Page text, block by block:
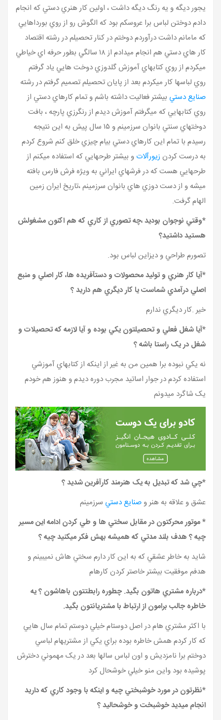
يجور ديگه و يه رنگ ديگه داشت ، اولين کار هنري دستي که انجام
دادم دوختن لباس برا عروسکم بود که الگوش رو از روي بورداهايي
که مامانم داشت درآوردم دوختم در کنار تحصيلم در رشته اقتصاد
کار هاي دستي هم انجام ميدادم از ۱۸ سالگي بطور حرفه اي خياطي
ميکردم از روي کتابهاي آموزش گلدوزي دوخت هايي ياد گرفتم
روي لباسها کار ميکردم بعد از پايان تحصيلم تصميم گرفتم در رشته
صنايع دستي بيشتر فعاليت داشته باشم و تمام کارهاي دستي از
روي کتابهايي که ميگرفتم آموزش ديدم از رنگرزي پارچه ، بافت
دوختهاي سنتي بانوان سرزمينم و ۱۵ سال پيش به اين نتيجه
رسيدم با تمام اين کارهاي دستي بيام چيزي خلق کنم شروع کردم
به درست کردن زيورآلات و بيشتر طرحهايي که استفاده ميکنم از
طرحهايي هست که در فرشهاي ايراني به ويژه فرش فارس بافته
ميشه و از دست دوزي هاي بانوان سرزمينم ،تاريخ ايران زمين
الهام گرفت.
*وقتي نوجوان بوديد ،چه تصوري از کاري که هم اکنون مشغولش
هستيد داشتيد؟
تصورم طراحي و ديزاين لباس بود.
*آيا کار هنري و توليد محصولات و دستآفريده ها، کار اصلي و منبع
اصلي درآمدي شماست يا کار ديگري هم داريد ؟
خير .کار ديگري ندارم
*آيا شغل فعلي و تحصيلتون يکي بوده و آيا لازمه که تحصيلات و
شغل در يک راستا باشه ؟
نه يکي نبوده برا همين من به غير از اينکه از کتابهاي آموزشي
استفاده کردم در جوار اساتيد مجرب دوره ديدم و هنوز هم خودم
يک شاگرد ميدونم
*چي شد که تبديل به يک هنرمند کارآفرين شديد ؟
عشق و علاقه به هنر و صنايع دستي سرزمينم
* موتور محرکتون در مقابل سختي ها و طي کردن ادامه اين مسير
چيه ؟ هدف بلند مدتي که هميشه بهش فکر ميکنيد چيه ؟
شايد به خاطر عشقي که به اين کار دارم سختي هاش نميبينم و
هدفم موفقيت بيشتر خاصتر کردن کارهام
*درباره مشتري هاتون بگيد. چطوره رابطتتون باهاشون ؟ يه
خاطره جالب برامون از ارتباط با مشتريانتون بگيد.
با اکثر مشتري هام در اصل دوستام خيلي دوستم تمام سال هايي
که کار کردم همش خاطره بوده براي يکي از مشتريهام لباسي
دوختم برا نامزديش و اون لباس سالها بعد در يک مهموني دخترش
پوشيده بود واين منو خيلي خوشحال کرد
*نظرتون در مورد خوشبختي چيه و اينکه با وجود کاري که داريد
انجام ميديد خوشبخت و خوشحاليد ؟